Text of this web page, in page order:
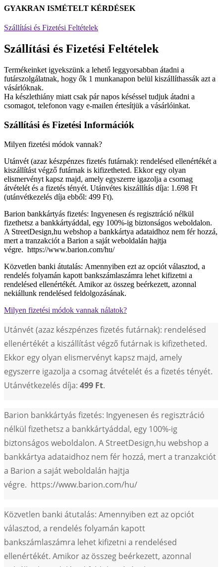
GYAKRAN ISMÉTELT KÉRDÉSEK
Szállítási és Fizetési Feltételek
Szállítási és Fizetési Feltételek
Termékeinket igyekszünk a lehető leggyorsabban átadni a
futárszolgálatnak, hogy ők 1 munkanapon belül kiszállíthassák azt a
vásárlóknak.
Ha készlethiány miatt csak pár napos késéssel tudjuk átadni a
csomagot, telefonon vagy e-mailen értesítjük a vásárlóinkat.
Szállítási és Fizetési Információk
Milyen fizetési módok vannak?
Utánvét (azaz készpénzes fizetés futárnak): rendelésed ellenértékét a
kiszállítást végző futárnak is kifizetheted. Ekkor egy olyan
elismervényt kapsz majd, amely egyszerre igazolja a csomag
átvételét és a fizetés tényét. Utánvétes kiszállítás díja: 1.698 Ft
(utánvétkezelés díja ebből: 499 Ft).
Barion bankkártyás fizetés: Ingyenesen és regisztráció nélkül
fizethetsz a bankkártyáddal, egy 100%-ig biztonságos weboldalon.
A StreetDesign,hu webshop a bankkártya adataidhoz nem fér hozzá,
mert a tranzakciót a Barion a saját weboldalán hajtja
végre. https://www.barion.com/hu/
Közvetlen banki átutalás: Amennyiben ezt az opciót választod, a
rendelés folyamán kapott bankszámlaszámra lehet kifizetni a
rendelésed ellenértékét. Amikor az összeg beérkezett, azonnal
nekiállunk rendelésed feldolgozásának.
Milyen fizetési módok vannak nálatok?
Utánvét (azaz készpénzes fizetés futárnak): rendelésed
ellenértékét a kiszállítást végző futárnak is kifizetheted.
Ekkor egy olyan elismervényt kapsz majd, amely
egyszerre igazolja a csomag átvételét és a fizetés tényét.
Utánvétkezelés díja: 499 Ft.
Barion bankkártyás fizetés: Ingyenesen és regisztráció
nélkül fizethetsz a bankkártyáddal, egy 100%-ig
biztonságos weboldalon. A StreetDesign,hu webshop a
bankkártya adataidhoz nem fér hozzá, mert a tranzakciót
a Barion a saját weboldalán hajtja
végre. https://www.barion.com/hu/
Közvetlen banki átutalás: Amennyiben ezt az opciót
választod, a rendelés folyamán kapott
bankszámlaszámra lehet kifizetni a rendelésed
ellenértékét. Amikor az összeg beérkezett, azonnal